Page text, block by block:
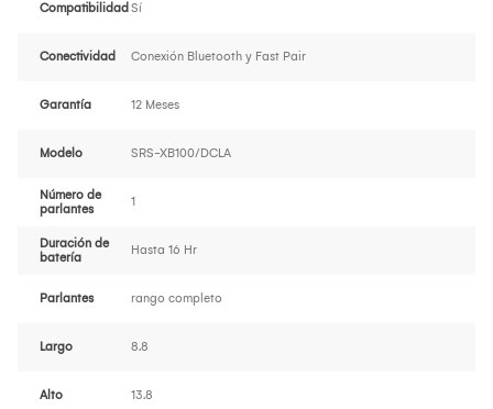
Compatibilidad Sí
Conectividad Conexión Bluetooth y Fast Pair
Garantía 12 Meses
Modelo SRS-XB100/DCLA
Número de
parlantes
1
Duración de
batería
Hasta 16 Hr
Parlantes rango completo
Largo 8.8
Alto 13.8